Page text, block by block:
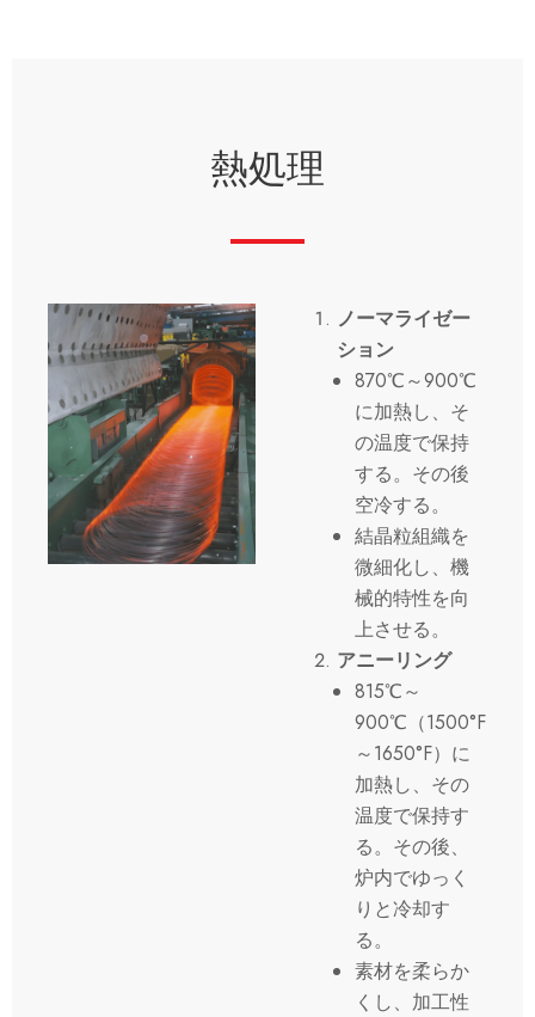
熱処理
ノーマライゼー
ション
870℃～900℃
に加熱し、そ
の温度で保持
する。その後
空冷する。
結晶粒組織を
微細化し、機
械的特性を向
上させる。
アニーリング
815℃～
900℃（1500°F
～1650°F）に
加熱し、その
温度で保持す
る。その後、
炉内でゆっく
りと冷却す
る。
素材を柔らか
くし、加工性